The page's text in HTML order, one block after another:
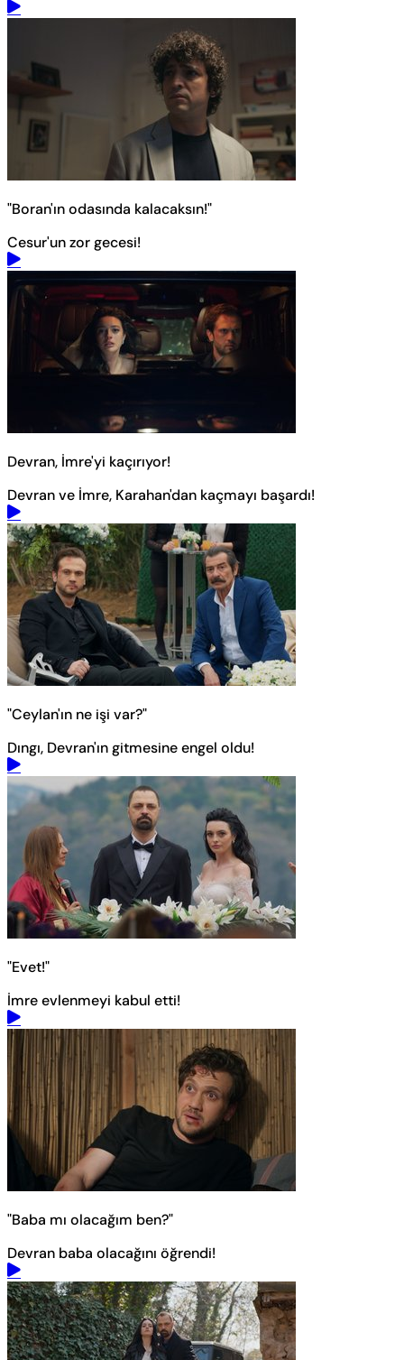
"Boran'ın odasında kalacaksın!"
Cesur'un zor gecesi!
Devran, İmre'yi kaçırıyor!
Devran ve İmre, Karahan'dan kaçmayı başardı!
"Ceylan'ın ne işi var?"
Dıngı, Devran'ın gitmesine engel oldu!
"Evet!"
İmre evlenmeyi kabul etti!
"Baba mı olacağım ben?"
Devran baba olacağını öğrendi!